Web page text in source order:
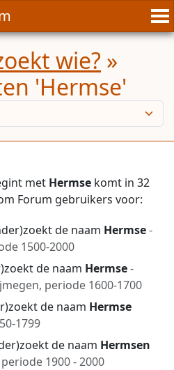
wie? »
'Hermse'
met Hermse komt in 32
Forum gebruikers voor:
de naam Hermse-
1500-2000
de naam Hermse-
periode 1600-1700
de naam Hermse
1799
de naam Hermsen
1900 - 2000